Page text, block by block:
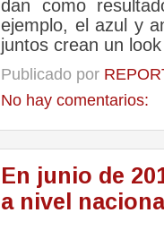
dan como
ejemplo, el azul y
juntos crean un
Publicado por
No hay comentarios:
En junio de
a nivel